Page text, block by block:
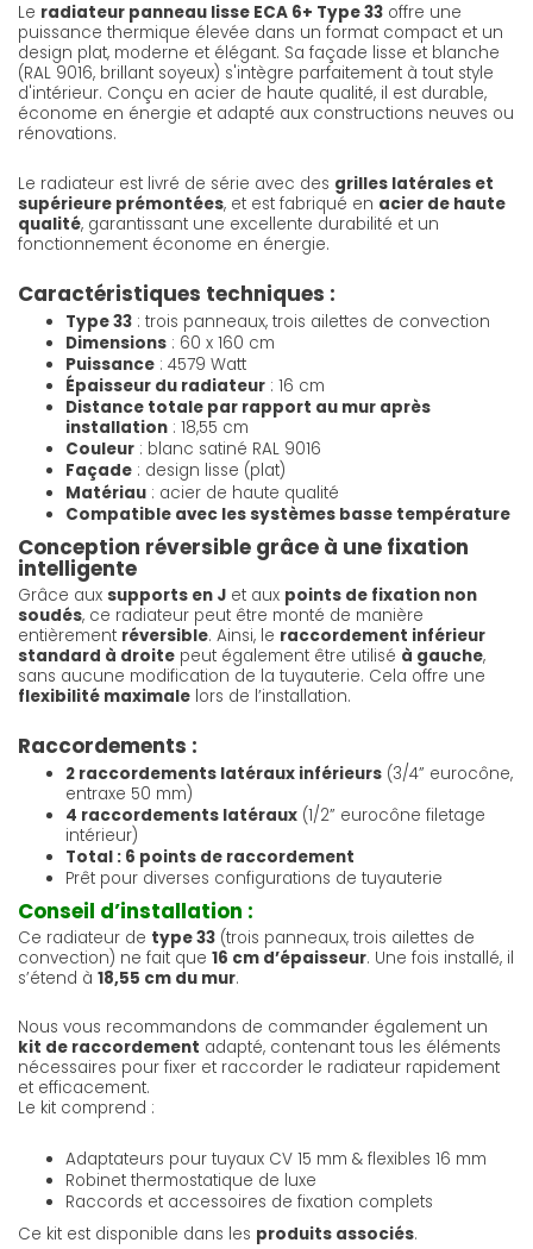
Le radiateur panneau lisse ECA 6+ Type 33 offre une
puissance thermique élevée dans un format compact et un
design plat, moderne et élégant. Sa façade lisse et blanche
(RAL 9016, brillant soyeux) s'intègre parfaitement à tout style
d'intérieur. Conçu en acier de haute qualité, il est durable,
économe en énergie et adapté aux constructions neuves ou
rénovations.
Le radiateur est livré de série avec des grilles latérales et
supérieure prémontées, et est fabriqué en acier de haute
qualité, garantissant une excellente durabilité et un
fonctionnement économe en énergie.
Caractéristiques techniques :
Type 33 : trois panneaux, trois ailettes de convection
Dimensions : 60 x 160 cm
Puissance : 4579 Watt
Épaisseur du radiateur : 16 cm
Distance totale par rapport au mur après
installation : 18,55 cm
Couleur : blanc satiné RAL 9016
Façade : design lisse (plat)
Matériau : acier de haute qualité
Compatible avec les systèmes basse température
Conception réversible grâce à une fixation
intelligente
Grâce aux supports en J et aux points de fixation non
soudés, ce radiateur peut être monté de manière
entièrement réversible. Ainsi, le raccordement inférieur
standard à droite peut également être utilisé à gauche,
sans aucune modification de la tuyauterie. Cela offre une
flexibilité maximale lors de l’installation.
Raccordements :
2 raccordements latéraux inférieurs (3/4” eurocône,
entraxe 50 mm)
4 raccordements latéraux (1/2” eurocône filetage
intérieur)
Total : 6 points de raccordement
Prêt pour diverses configurations de tuyauterie
Conseil d’installation :
Ce radiateur de type 33 (trois panneaux, trois ailettes de
convection) ne fait que 16 cm d’épaisseur. Une fois installé, il
s’étend à 18,55 cm du mur.
Nous vous recommandons de commander également un
kit de raccordement adapté, contenant tous les éléments
nécessaires pour fixer et raccorder le radiateur rapidement
et efficacement.
Le kit comprend :
Adaptateurs pour tuyaux CV 15 mm & flexibles 16 mm
Robinet thermostatique de luxe
Raccords et accessoires de fixation complets
Ce kit est disponible dans les produits associés.